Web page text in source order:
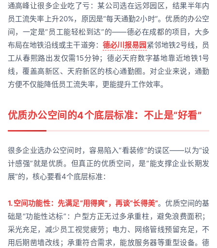
通高峰让很多企业吃了亏：某公司选在远郊园区，结果半年内
员工流失率上升20%，原因是“每天通勤2小时”。优质的办公空
间，一定是“员工能轻松到达”的——德必在成都的项目，大多
布局在地铁沿线或主干道旁： 德必川报易园紧邻地铁2号线，员
工从春熙路出发仅需15分钟；德必天府数字基地靠近地铁1号
线，覆盖高新区、天府新区的核心通勤圈。对企业来说，通勤
方便不仅能降低员工流失率，更能提升工作效率。
优质办公空间的4个底层标准：不止是“好看”
很多企业选办公空间时，容易陷入“看装修”的误区——以为“设
计感强”就是优质。但真正的优质空间，是“能支撑企业长期发
展”的，核心要看4个底层标准：
1. 空间功能性：先满足“用得爽”，再谈“长得美”。优质空间的基
础是“功能性达标”：户型方正无过多承重柱，避免浪费面积；
采光充足，减少员工视觉疲劳；电力、网络管线预留充足，不
用后期凿墙改线；承重符合需求，能放服务器等重型设备。德